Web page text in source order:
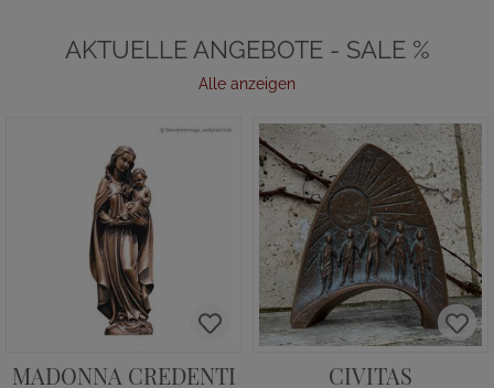
AKTUELLE ANGEBOTE - SALE %
Alle anzeigen
MADONNA CREDENTI CIVITAS